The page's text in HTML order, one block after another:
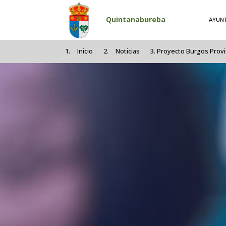
Pasar al contenido principal
Quintanabureba
Inicio Noticias Proyecto Burgos